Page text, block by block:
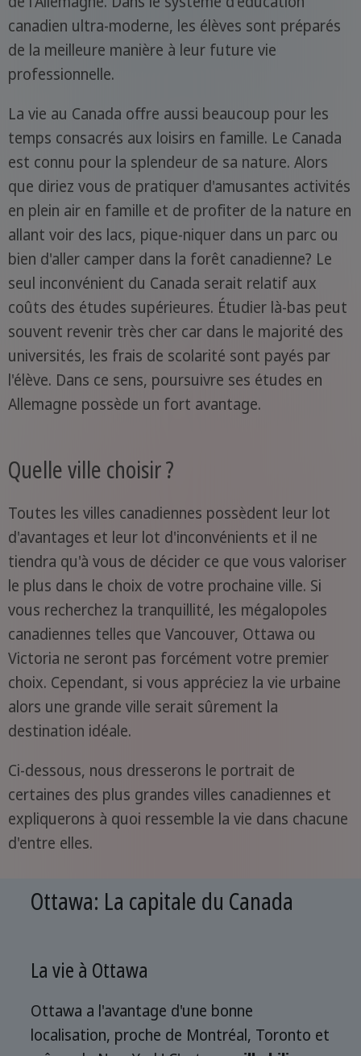
canadien ultra-moderne, les élèves sont préparés
de la meilleure manière à leur future vie
professionnelle.
La vie au Canada offre aussi beaucoup pour les
temps consacrés aux loisirs en famille. Le Canada
est connu pour la splendeur de sa nature. Alors
que diriez vous de pratiquer d'amusantes activités
en plein air en famille et de profiter de la nature en
allant voir des lacs, pique-niquer dans un parc ou
bien d'aller camper dans la forêt canadienne? Le
seul inconvénient du Canada serait relatif aux
coûts des études supérieures. Étudier là-bas peut
souvent revenir très cher car dans le majorité des
universités, les frais de scolarité sont payés par
l'élève. Dans ce sens, poursuivre ses études en
Allemagne possède un fort avantage.
Quelle ville choisir ?
Toutes les villes canadiennes possèdent leur lot
d'avantages et leur lot d'inconvénients et il ne
tiendra qu'à vous de décider ce que vous valoriser
le plus dans le choix de votre prochaine ville. Si
vous recherchez la tranquillité, les mégalopoles
canadiennes telles que Vancouver, Ottawa ou
Victoria ne seront pas forcément votre premier
choix. Cependant, si vous appréciez la vie urbaine
alors une grande ville serait sûrement la
destination idéale.
Ci-dessous, nous dresserons le portrait de
certaines des plus grandes villes canadiennes et
expliquerons à quoi ressemble la vie dans chacune
d'entre elles.
Ottawa: La capitale du Canada
La vie à Ottawa
Ottawa a l'avantage d'une bonne
localisation, proche de Montréal, Toronto et